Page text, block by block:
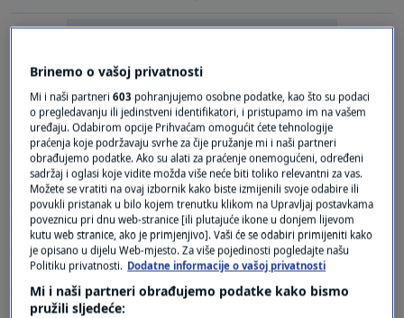
Oglas
Obavještajci objavili što će biti ključno u
sljedećim mjesecima rata
SVIJET|13. lip.| 0
Brinemo o vašoj privatnosti
Mi i naši partneri603 pohranjujemo osobne podatke, kao što su podaci
o pregledavanju ili jedinstveni identifikatori, i pristupamo im na vašem
uređaju. Odabirom opcije Prihvaćam omogućit ćete tehnologije
praćenja koje podržavaju svrhe za čije pružanje mi i naši partneri
obrađujemo podatke. Ako su alati za praćenje onemogućeni, određeni
sadržaj i oglasi koje vidite možda više neće biti toliko relevantni za vas.
Možete se vratiti na ovaj izbornik kako biste izmijenili svoje odabire ili
povukli pristanak u bilo kojem trenutku klikom na Upravljaj postavkama
poveznicu pri dnu web-stranice [ili plutajuće ikone u donjem lijevom
kutu web stranice, ako je primjenjivo]. Vaši će se odabiri primijeniti kako
je opisano u dijelu Web-mjesto. Za više pojedinosti pogledajte našu
Politiku privatnosti. Dodatne informacije o vašoj privatnosti
Mi i naši partneri obrađujemo podatke kako bismo
pružili sljedeće: